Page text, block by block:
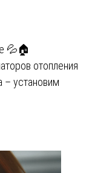
💦🏠
отопления
– установим